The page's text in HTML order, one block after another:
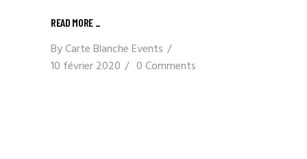
READ MORE _
ByCarte Blanche Events
10 février 2020
0 Comments